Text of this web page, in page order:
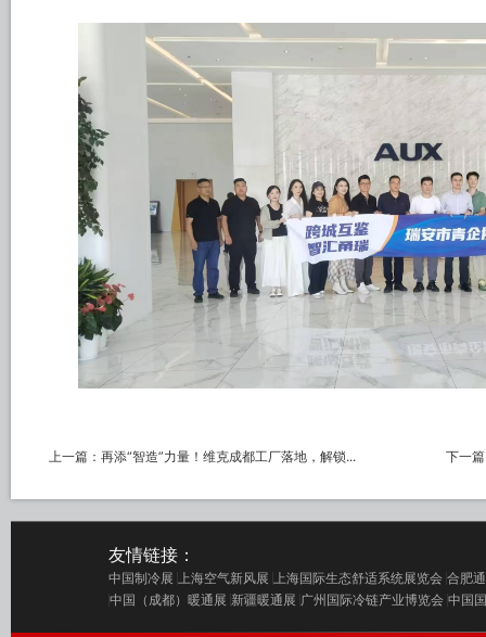
上一篇： 再添“智造”力量！维克成都工厂落地，解锁... 下一
友情链接：
中国制冷展 上海空气新风展 上海国际生态舒适系统展览会 合肥
中国（成都）暖通展 新疆暖通展 广州国际冷链产业博览会 中国